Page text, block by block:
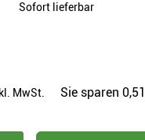
Sofort lieferbar
MwSt. Sie sparen